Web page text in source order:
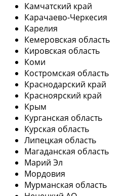
Камчатский край
Карачаево-Черкесия
Карелия
Кемеровская область
Кировская область
Коми
Костромская область
Краснодарский край
Красноярский край
Крым
Курганская область
Курская область
Липецкая область
Магаданская область
Марий Эл
Мордовия
Мурманская область